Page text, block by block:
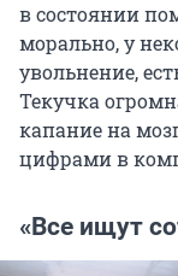
в состоянии
морально, у
увольнение,
Текучка
капание на
цифрами в
«Все ищут